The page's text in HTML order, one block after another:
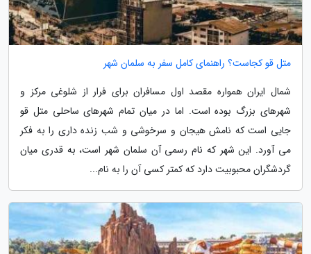
متل قو کجاست؟ راهنمای کامل سفر به سلمان شهر
شمال ایران همواره مقصد اول مسافران برای فرار از شلوغی مرکز و
شهرهای بزرگ بوده است. اما در میان تمام شهرهای ساحلی متل قو
جایی است که نامش هیجان و سرخوشی و شب زنده داری را به فکر
می آورد. این شهر که نام رسمی آن سلمان شهر است، به قدری میان
گردشگران محبوبیت دارد که کمتر کسی آن را به نام...